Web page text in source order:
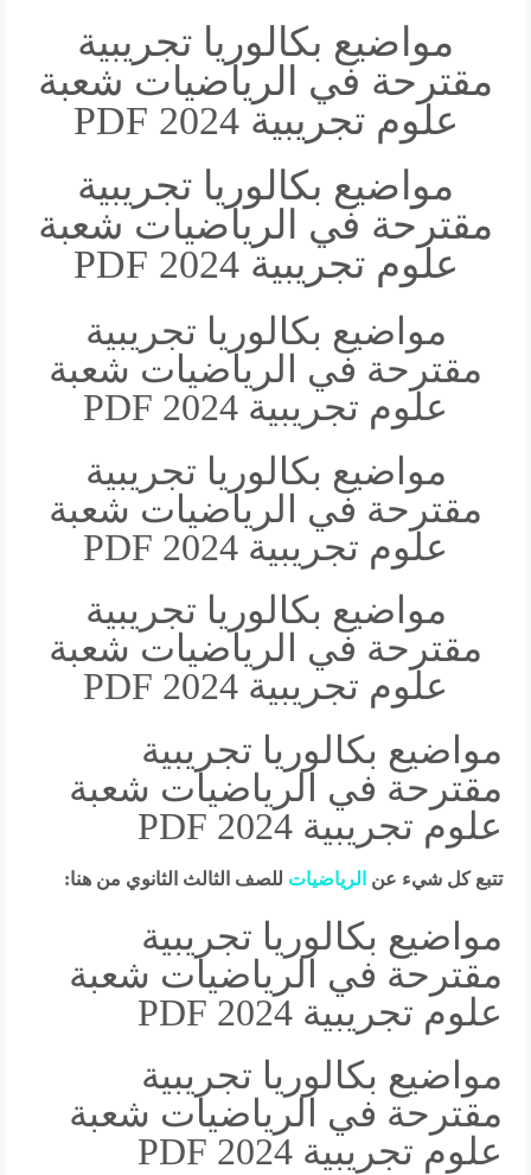
مواضيع بكالوريا تجريبية
مقترحة في الرياضيات شعبة
علوم تجريبية 2024 PDF
مواضيع بكالوريا تجريبية
مقترحة في الرياضيات شعبة
علوم تجريبية 2024 PDF
مواضيع بكالوريا تجريبية
مقترحة في الرياضيات شعبة
علوم تجريبية 2024 PDF
مواضيع بكالوريا تجريبية
مقترحة في الرياضيات شعبة
علوم تجريبية 2024 PDF
مواضيع بكالوريا تجريبية
مقترحة في الرياضيات شعبة
علوم تجريبية 2024 PDF
مواضيع بكالوريا تجريبية
مقترحة في الرياضيات شعبة
علوم تجريبية 2024 PDF
تتبع كل شيء عن الرياضيات للصف الثالث الثانوي من هنا:
مواضيع بكالوريا تجريبية
مقترحة في الرياضيات شعبة
علوم تجريبية 2024 PDF
مواضيع بكالوريا تجريبية
مقترحة في الرياضيات شعبة
علوم تجريبية 2024 PDF